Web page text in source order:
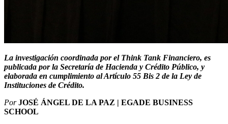
La investigación coordinada por el Think Tank Financiero, es
publicada por la Secretaría de Hacienda y Crédito Público, y
elaborada en cumplimiento al Artículo 55 Bis 2 de la Ley de
Instituciones de Crédito.
Por JOSÉ ÁNGEL DE LA PAZ | EGADE BUSINESS
SCHOOL